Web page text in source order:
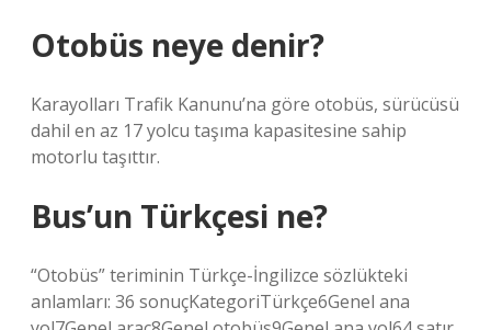
Otobüs neye denir?
Karayolları Trafik Kanunu’na göre otobüs, sürücüsü
dahil en az 17 yolcu taşıma kapasitesine sahip
motorlu taşıttır.
Bus’un Türkçesi ne?
“Otobüs” teriminin Türkçe-İngilizce sözlükteki
anlamları: 36 sonuçKategoriTürkçe6Genel ana